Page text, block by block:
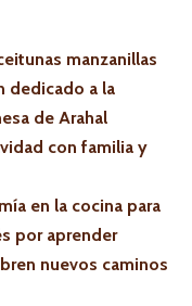
manzanillas
dedicado a la
de Arahal
con familia y
en la cocina para
por aprender
nuevos caminos